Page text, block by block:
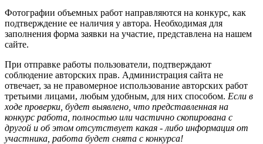
Фотографии объемных работ направляются на конкурс, как
подтверждение ее наличия у автора. Необходимая для
заполнения форма заявки на участие, представлена на нашем
сайте.
При отправке работы пользователи, подтверждают
соблюдение авторских прав. Администрация сайта не
отвечает, за не правомерное использование авторских работ
третьими лицами, любым удобным, для них способом. Если в
ходе проверки, будет выявлено, что представленная на
конкурс работа, полностью или частично скопирована с
другой и об этом отсутствует какая - либо информация от
участника, работа будет снята с конкурса!